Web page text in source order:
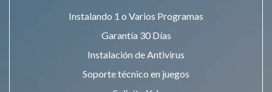
Instalando 1 o Varios Programas
Garantía 30 Días
Instalación de Antivirus
Soporte técnico en juegos